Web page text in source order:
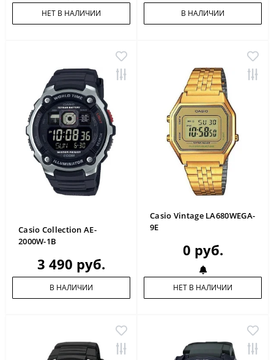
НЕТ В НАЛИЧИИ В НАЛИЧИИ
Casio Collection AE-
2000W-1B
3 490 руб.
В НАЛИЧИИ
Casio Vintage LA680WEGA-
9E
0 руб.
НЕТ В НАЛИЧИИ